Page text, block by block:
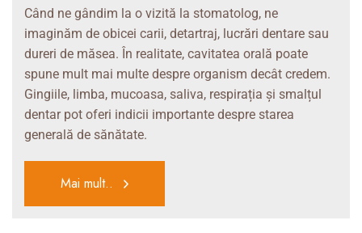
Când ne gândim la o vizită la stomatolog, ne
imaginăm de obicei carii, detartraj, lucrări dentare sau
dureri de măsea. În realitate, cavitatea orală poate
spune mult mai multe despre organism decât credem.
Gingiile, limba, mucoasa, saliva, respirația și smalțul
dentar pot oferi indicii importante despre starea
generală de sănătate.
Mai mult..